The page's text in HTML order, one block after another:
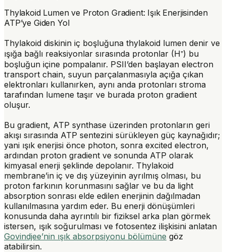
Thylakoid Lumen ve Proton Gradient: Işık Enerjisinden
ATP’ye Giden Yol
Thylakoid diskinin iç boşluğuna thylakoid lumen denir ve
ışığa bağlı reaksiyonlar sırasında protonlar (H⁺) bu
boşluğun içine pompalanır. PSII’den başlayan electron
transport chain, suyun parçalanmasıyla açığa çıkan
elektronları kullanırken, aynı anda protonları stroma
tarafından lumene taşır ve burada proton gradient
oluşur.
Bu gradient, ATP synthase üzerinden protonların geri
akışı sırasında ATP sentezini sürükleyen güç kaynağıdır;
yani ışık enerjisi önce photon, sonra excited electron,
ardından proton gradient ve sonunda ATP olarak
kimyasal enerji şeklinde depolanır. Thylakoid
membrane’in iç ve dış yüzeyinin ayrılmış olması, bu
proton farkının korunmasını sağlar ve bu da light
absorption sonrası elde edilen enerjinin dağılmadan
kullanılmasına yardım eder. Bu enerji dönüşümleri
konusunda daha ayrıntılı bir fiziksel arka plan görmek
istersen, ışık soğurulması ve fotosentez ilişkisini anlatan
Govindjee’nin ışık absorpsiyonu bölümüne göz
atabilirsin.